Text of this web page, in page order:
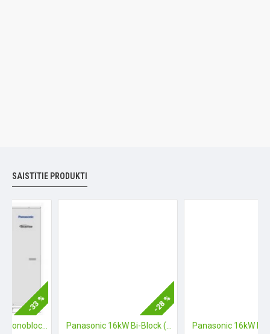
SAISTĪTIE PRODUKTI
-33 %
Panasonic 12kW Monoblock (T-CAP)
-28 %
Panasonic 16kW Bi-Block (High Perfomance)